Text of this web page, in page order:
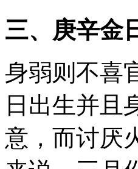
三、庚辛金
身弱则不喜
日出生并且
意，而讨厌